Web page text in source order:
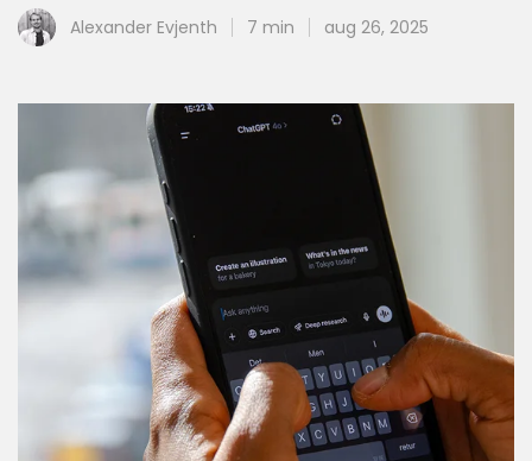
Alexander Evjenth 7 min aug 26, 2025